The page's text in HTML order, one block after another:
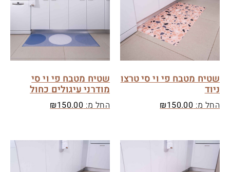
שטיח מטבח פי וי סי טרצו
ניוד
החל מ: ₪150.00
שטיח מטבח פי וי סי
מודרני עיגולים כחול
החל מ: ₪150.00